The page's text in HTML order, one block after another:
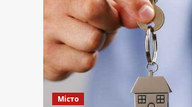
коронавірусом
Місто